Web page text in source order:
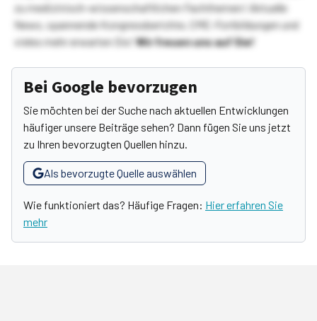
zu medizinisch-wissenschaftlichen Fachthemen! Aktuelle
News, spannende Kongressberichte, CME-Fortbildungen und
vieles mehr erwarten Sie!Wir freuen uns auf Sie!
Bei Google bevorzugen
Sie möchten bei der Suche nach aktuellen Entwicklungen
häufiger unsere Beiträge sehen? Dann fügen Sie uns jetzt
zu Ihren bevorzugten Quellen hinzu.
Als bevorzugte Quelle auswählen
Wie funktioniert das? Häufige Fragen: Hier erfahren Sie
mehr